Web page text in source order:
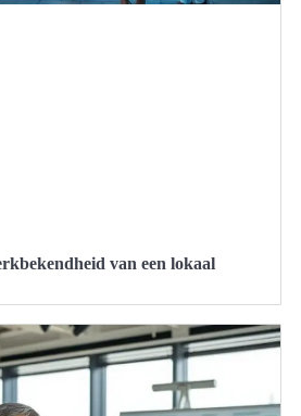
van een lokaal